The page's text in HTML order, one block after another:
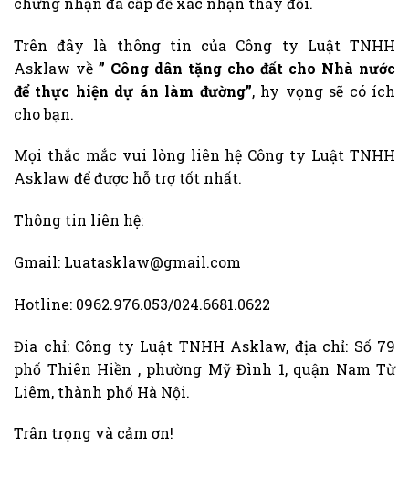
Trên đây là thông tin của Công ty Luật TNHH
Asklaw về ” Công dân tặng cho đất cho Nhà nước
để thực hiện dự án làm đường”, hy vọng sẽ có ích
cho bạn.
Mọi thắc mắc vui lòng liên hệ Công ty Luật TNHH
Asklaw để được hỗ trợ tốt nhất.
Thông tin liên hệ:
Gmail: Luatasklaw@gmail.com
Hotline: 0962.976.053/024.6681.0622
Đia chỉ: Công ty Luật TNHH Asklaw, địa chỉ: Số 79
phố Thiên Hiền , phường Mỹ Đình 1, quận Nam Từ
Liêm, thành phố Hà Nội.
Trân trọng và cảm ơn!